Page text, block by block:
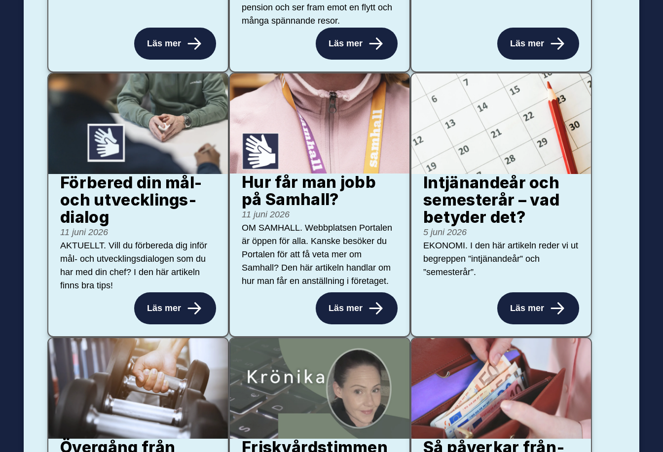
Läs mer
pension och ser fram emot en flytt och
många spännande resor.
Läs mer Läs mer
Förbered din mål-
och ut­veck­lings­
dialog
11 juni 2026
AKTUELLT. Vill du förbereda dig inför
mål- och utvecklingsdialogen som du
har med din chef? I den här artikeln
finns bra tips!
Läs mer
Hur får man jobb
på Samhall?
11 juni 2026
OM SAMHALL. Webbplatsen Portalen
är öppen för alla. Kanske besöker du
Portalen för att få veta mer om
Samhall? Den här artikeln handlar om
hur man får en anställning i företaget.
Läs mer
Intjänandeår och
semesterår – vad
betyder det?
5 juni 2026
EKONOMI. I den här artikeln reder vi ut
begreppen ”intjänandeår” och
”semesterår”.
Läs mer
Övergång från
Friskvårdstimmen
Så påverkar från­